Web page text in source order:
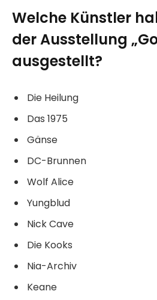
Welche Künstler
der Ausstellung
ausgestellt?
Die Heilung
Das 1975
Gänse
DC-Brunnen
Wolf Alice
Yungblud
Nick Cave
Die Kooks
Nia-Archiv
Keane